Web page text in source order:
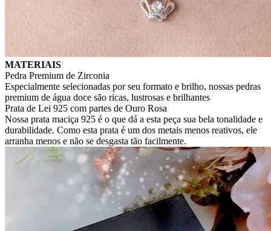
MATERIAIS
Pedra Premium de Zirconia
Especialmente selecionadas por seu formato e brilho, nossas pedras
premium de água doce são ricas, lustrosas e brilhantes
Prata de Lei 925 com partes de Ouro Rosa
Nossa prata maciça 925 é o que dá a esta peça sua bela tonalidade e
durabilidade. Como esta prata é um dos metais menos reativos, ele
arranha menos e não se desgasta tão facilmente.